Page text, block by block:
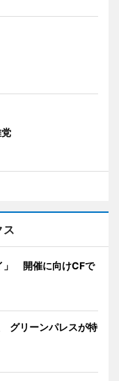
ス
」 開催に向けCFで
グリーンパレスが特